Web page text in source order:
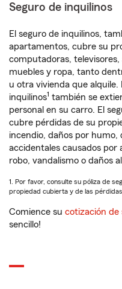
Seguro de inquilinos
El seguro de inquilinos,
apartamentos, cubre su
computadoras,
muebles y ropa, tanto
u otra vivienda que
inquilinos1 también se
personal en su carro. El
cubre pérdidas de su
incendio, daños por
accidentales causados por
robo, vandalismo o daños
1. Por favor, consulte su póliza de
propiedad cubierta y de las
Comience su cotización de
sencillo!